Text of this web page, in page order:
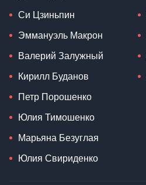
Си Цзиньпин
Эммануэль Макрон
Валерий Залужный
Кирилл Буданов
Петр Порошенко
Юлия Тимошенко
Марьяна Безуглая
Юлия Свириденко